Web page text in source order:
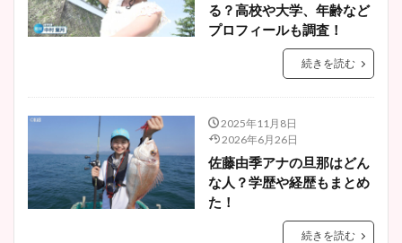
る？高校や大学、年齢など
プロフィールも調査！
続きを読む
2025年11月8日
2026年6月26日
佐藤由季アナの旦那はどん
な人？学歴や経歴もまとめ
た！
続きを読む